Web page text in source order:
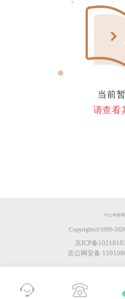
当前
请查看
中公考研
Copyrights©️1999-
京ICP备
京公网安备